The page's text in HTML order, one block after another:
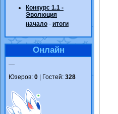
Конкурс 1.1 -
Эволюция
начало - итоги
Онлайн
—
Юзеров: 0 | Гостей: 328